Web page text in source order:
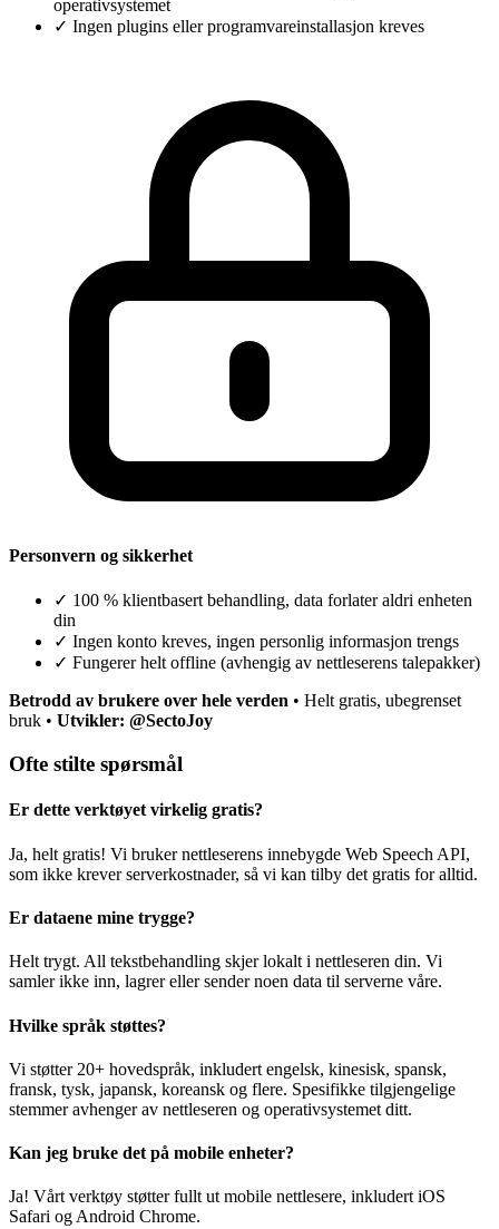
operativsystemet
✓ Ingen plugins eller programvareinstallasjon kreves
Personvern og sikkerhet
✓ 100 % klientbasert behandling, data forlater aldri enheten
din
✓ Ingen konto kreves, ingen personlig informasjon trengs
✓ Fungerer helt offline (avhengig av nettleserens talepakker)
Betrodd av brukere over hele verden • Helt gratis, ubegrenset
bruk • Utvikler: @SectoJoy
Ofte stilte spørsmål
Er dette verktøyet virkelig gratis?
Ja, helt gratis! Vi bruker nettleserens innebygde Web Speech API,
som ikke krever serverkostnader, så vi kan tilby det gratis for alltid.
Er dataene mine trygge?
Helt trygt. All tekstbehandling skjer lokalt i nettleseren din. Vi
samler ikke inn, lagrer eller sender noen data til serverne våre.
Hvilke språk støttes?
Vi støtter 20+ hovedspråk, inkludert engelsk, kinesisk, spansk,
fransk, tysk, japansk, koreansk og flere. Spesifikke tilgjengelige
stemmer avhenger av nettleseren og operativsystemet ditt.
Kan jeg bruke det på mobile enheter?
Ja! Vårt verktøy støtter fullt ut mobile nettlesere, inkludert iOS
Safari og Android Chrome.